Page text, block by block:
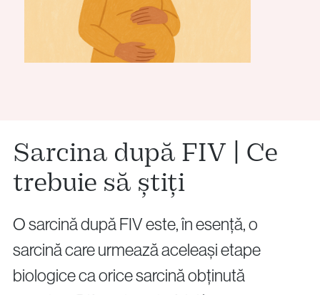
Sarcina după FIV | Ce
trebuie să știți
O sarcină după FIV este, în esență, o
sarcină care urmează aceleași etape
biologice ca orice sarcină obținută